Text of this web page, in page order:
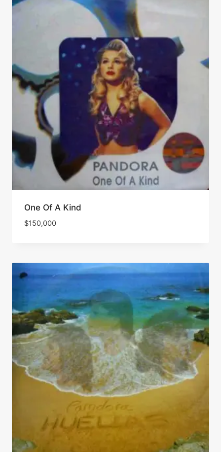
One Of A Kind
$150,000